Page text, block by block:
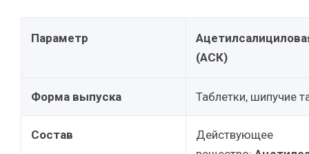
Параметр
(АСК)
Форма выпуска Таблетки, шипучие
Состав
Действующее